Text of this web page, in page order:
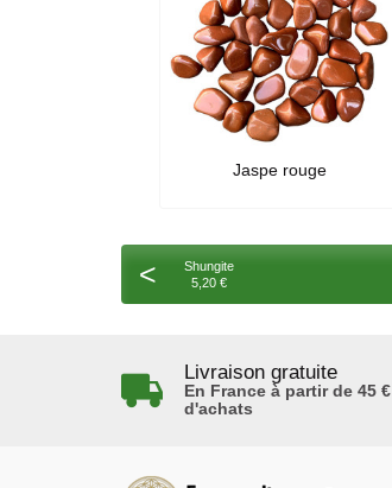
Jaspe rouge
<
Shungite
5,20 €
Livraison gratuite
En France à partir de 45 €
d'achats